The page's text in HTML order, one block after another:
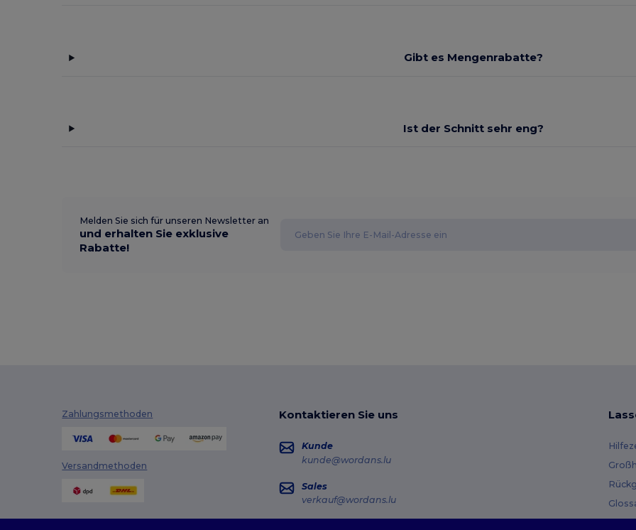
Gibt es Mengenrabatte?
Ist der Schnitt sehr eng?
Melden Sie sich für unseren Newsletter an
und erhalten Sie exklusive
Rabatte!
Zahlungsmethoden
Versandmethoden
Kontaktieren Sie uns
Kunde
kunde@wordans.lu
Sales
verkauf@wordans.lu